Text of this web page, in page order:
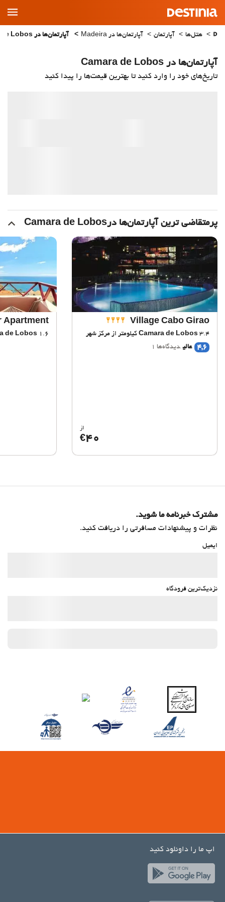
Main
Menu
هتل‌ها آپارتمان آپارتمان‌ها در Madeira آپارتمان‌ها در Camara de Lobos
آپارتمان‌ها در Camara de Lobos
تاریخ‌های خود را وارد کنید تا بهترین قیمت‌ها را پیدا کنید
پرمتقاضی ترین آپارتمان‌‌ها درCamara de Lobos
Village Cabo Girao
Camara de Lobos 3.4 کیلومتر از مرکز شهر
4,6 عالی دیدگاه‌ها 1
از
€40
Apartment
de Lobos 1.6 کیلومتر از مرکز شهر
مشترک خبرنامه ما شوید.
نظرات و پیشنهادات مسافرتی را دریافت کنید.
ایمیل
نزدیک‌ترین فرودگاه
اپ ما را داونلود کنید